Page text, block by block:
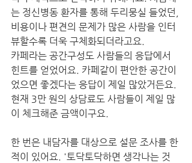
는 정신병동 환자를 통해 두리뭉실 들었던,
비용이나 편견의 문제가 많은 사람을 인터
뷰할수록 더욱 구체화되더라고요.
카페라는 공간구성도 사람들의 응답에서
힌트를 얻었어요. 카페같이 편안한 공간이
었으면 좋겠다는 응답이 제일 많았거든요.
현재 3만 원의 상담료도 사람들이 제일 많
이 체크해준 금액이구요.
한 번은 내담자를 대상으로 설문 조사를 한
적이 있어요. '토닥토닥하면 생각나는 것